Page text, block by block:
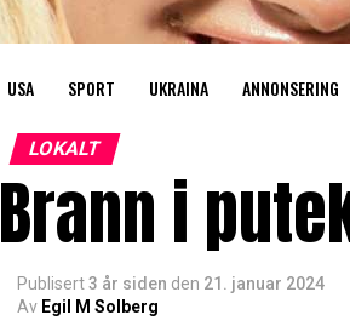
USA SPORT UKRAINA ANNONSERING
LOKALT
Brann i
Publisert3 år siden den 21. januar 2024
Av Egil M Solberg